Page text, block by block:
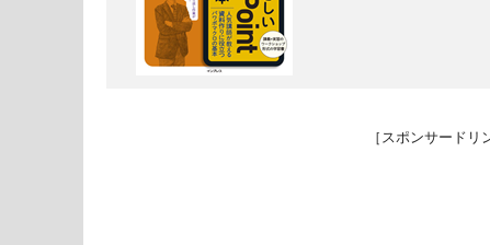
［スポンサードリ